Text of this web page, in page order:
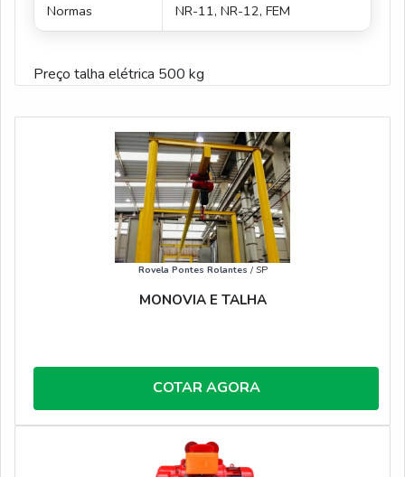
Normas NR-11, NR-12, FEM
Preço talha elétrica 500 kg
Rovela Pontes Rolantes / SP
MONOVIA E TALHA
COTAR AGORA